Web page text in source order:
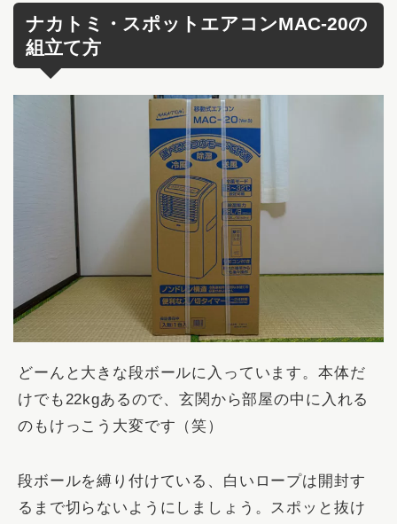
ナカトミ・スポットエアコンMAC-20の
組立て方
どーんと大きな段ボールに入っています。本体だ
けでも22kgあるので、玄関から部屋の中に入れる
のもけっこう大変です（笑）
段ボールを縛り付けている、白いロープは開封す
るまで切らないようにしましょう。スポッと抜け